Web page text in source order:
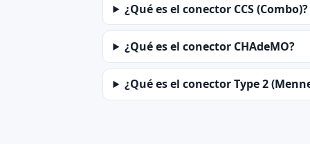
¿Qué es el conector CCS (Combo)?
¿Qué es el conector CHAdeMO?
¿Qué es el conector Type 2